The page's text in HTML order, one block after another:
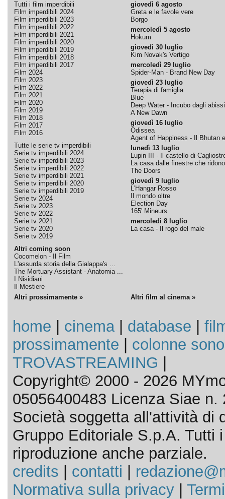
Tutti i film imperdibili
Film imperdibili 2024
Film imperdibili 2023
Film imperdibili 2022
Film imperdibili 2021
Film imperdibili 2020
Film imperdibili 2019
Film imperdibili 2018
Film imperdibili 2017
Film 2024
Film 2023
Film 2022
Film 2021
Film 2020
Film 2019
Film 2018
Film 2017
Film 2016
Tutte le serie tv imperdibili
Serie tv imperdibili 2024
Serie tv imperdibili 2023
Serie tv imperdibili 2022
Serie tv imperdibili 2021
Serie tv imperdibili 2020
Serie tv imperdibili 2019
Serie tv 2024
Serie tv 2023
Serie tv 2022
Serie tv 2021
Serie tv 2020
Serie tv 2019
Altri coming soon
Cocomelon - Il Film
L'assurda storia della Gialappa's ...
The Mortuary Assistant - Anatomia ...
I Nisidiani
Il Mestiere
giovedì 6 agosto
Greta e le favole vere
Borgo
mercoledì 5 agosto
Hokum
giovedì 30 luglio
Kim Novak's Vertigo
mercoledì 29 luglio
Spider-Man - Brand New Day
giovedì 23 luglio
Terapia di famiglia
Blue
Deep Water - Incubo dagli abissi
A New Dawn
giovedì 16 luglio
Odissea
Agent of Happiness - Il Bhutan
lunedì 13 luglio
Lupin III - Il castello di
La casa dalle finestre che ridono
The Doors
giovedì 9 luglio
L'Hangar Rosso
Il mondo oltre
Election Day
165' Mineurs
mercoledì 8 luglio
La casa - Il rogo del male
Altri prossimamente » Altri film al cinema »
home cinema| database
prossimamente
colonne
TROVASTREAMING
Copyright© 2000 - 2026
05056400483 Licenza Siae n.
Società soggetta all'attività di
Gruppo Editoriale S.p.A. Tutti
riproduzione anche parziale.
credits
contatti
Normativa sulla privacy|